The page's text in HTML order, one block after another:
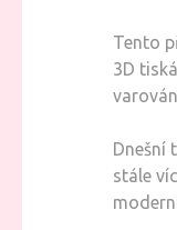
Tento
3D
Dnešní
stále